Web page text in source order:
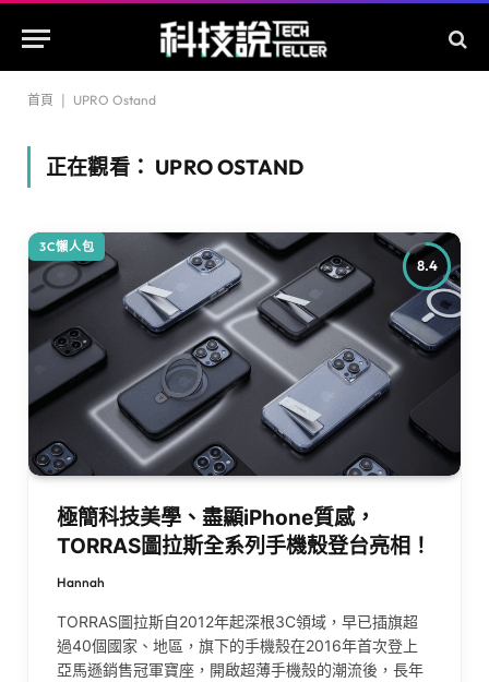
首頁 UPRO Ostand
正在觀看： UPRO OSTAND
8.4
3C懶人包
極簡科技美學、盡顯iPhone質感，
TORRAS圖拉斯全系列手機殼登台亮相！
Hannah
TORRAS圖拉斯自2012年起深根3C領域，早已插旗超
過40個國家、地區，旗下的手機殼在2016年首次登上
亞馬遜銷售冠軍寶座，開啟超薄手機殼的潮流後，長年